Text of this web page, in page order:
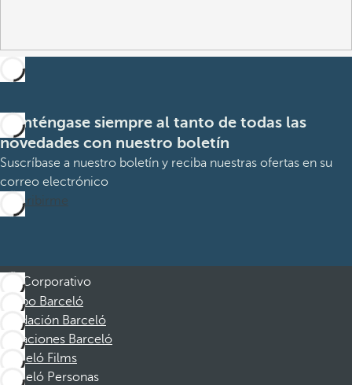
Manténgase siempre al tanto de todas las
novedades con nuestro boletín
Suscríbase a nuestro boletín y reciba nuestras ofertas en su
correo electrónico
Suscribirme
Corporativo
Grupo Barceló
Fundación Barceló
Vacaciones Barceló
Barceló Films
Barceló Personas